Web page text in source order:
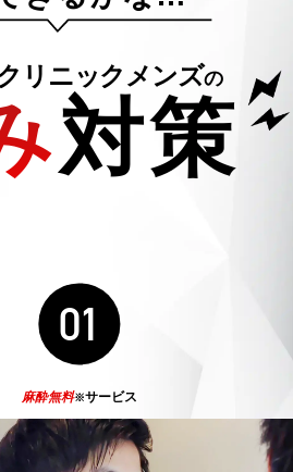
リニックメンズの
対策
01
麻酔無料※サービス